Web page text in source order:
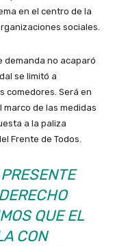
en el centro de la
sociales.
demanda no acaparó
se limitó a
comedores. Será en
marco de las medidas
a la paliza
Frente de Todos.
QUE EL
CON